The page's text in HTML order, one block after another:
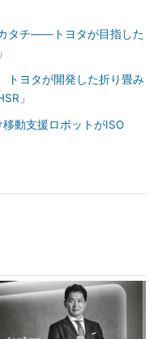
タチ――トヨタが目指した
トヨタが開発した折り畳み
」
動支援ロボットがISO